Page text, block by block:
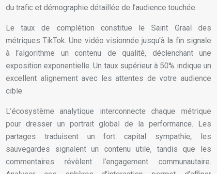
du trafic et démographie détaillée de l’audience touchée.
Le taux de complétion constitue le Saint Graal des
métriques TikTok. Une vidéo visionnée jusqu’à la fin signale
à l’algorithme un contenu de qualité, déclenchant une
exposition exponentielle. Un taux supérieur à 50% indique un
excellent alignement avec les attentes de votre audience
cible.
L’écosystème analytique interconnecte chaque métrique
pour dresser un portrait global de la performance. Les
partages traduisent un fort capital sympathie, les
sauvegardes signalent un contenu utile, tandis que les
commentaires révèlent l’engagement communautaire.